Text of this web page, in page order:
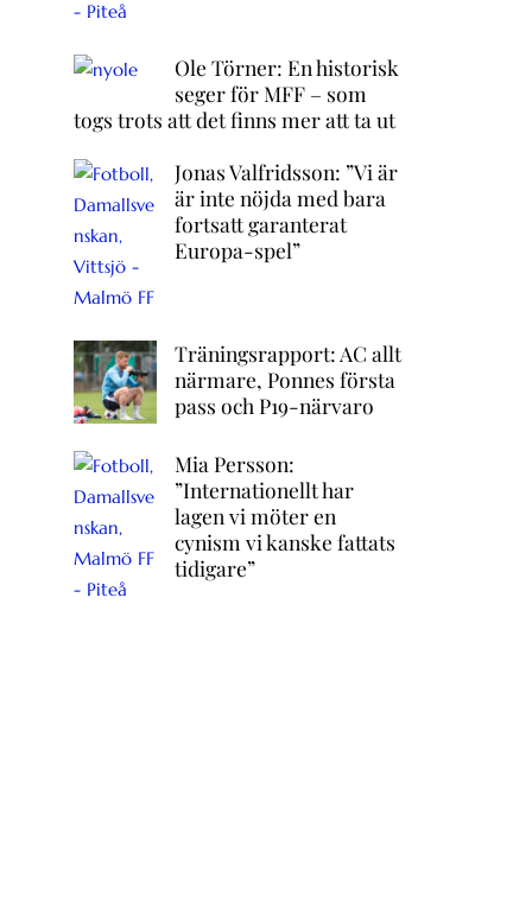
Ole Törner: En historisk
seger för MFF – som
togs trots att det finns mer att ta ut
Jonas Valfridsson: ”Vi är
är inte nöjda med bara
fortsatt garanterat
Europa-spel”
Träningsrapport: AC allt
närmare, Ponnes första
pass och P19-närvaro
Mia Persson:
”Internationellt har
lagen vi möter en
cynism vi kanske fattats
tidigare”